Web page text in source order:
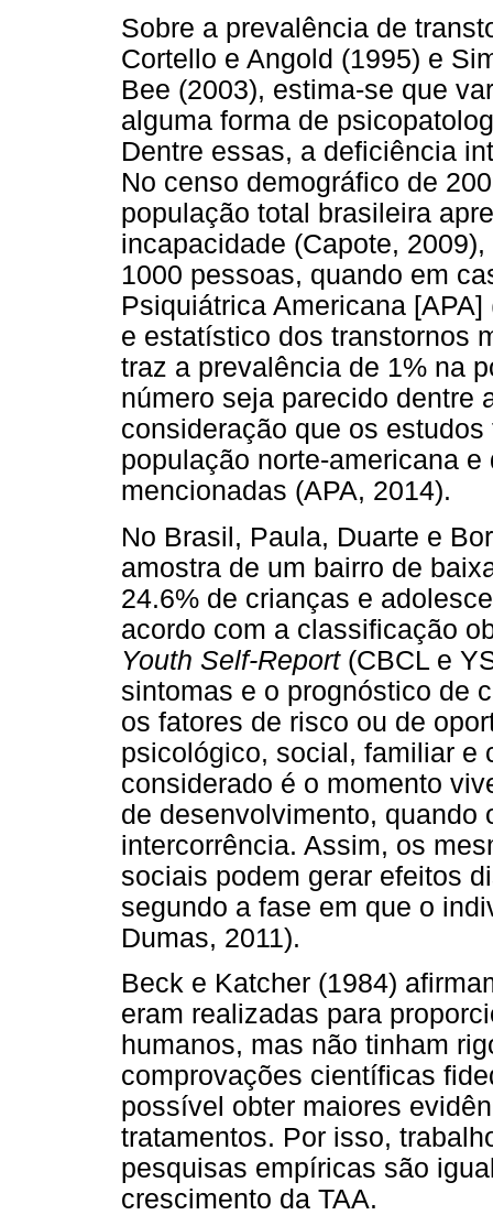
Sobre a prevalência de
Cortello e Angold (1995) e
Bee (2003), estima-se que
alguma forma de
Dentre essas, a deficiência
No censo demográfico de
população total brasileira
incapacidade (Capote,
1000 pessoas, quando em
Psiquiátrica Americana
e estatístico dos transtornos
traz a prevalência de 1% na
número seja parecido dentre
consideração que os
população norte-americana
mencionadas (APA, 2014).
No Brasil, Paula, Duarte e
amostra de um bairro de
24.6% de crianças e
acordo com a classificação
Youth Self-Report(CBCL e
sintomas e o prognóstico de
os fatores de risco ou de
psicológico, social, familiar e
considerado é o momento
de desenvolvimento, quando
intercorrência. Assim, os
sociais podem gerar efeitos
segundo a fase em que o
Dumas, 2011).
Beck e Katcher (1984)
eram realizadas para
humanos, mas não tinham
comprovações científicas
possível obter maiores
tratamentos. Por isso,
pesquisas empíricas são
crescimento da TAA.